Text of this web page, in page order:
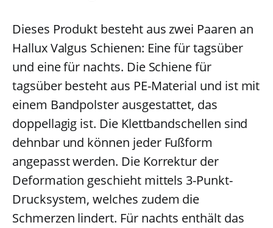
Dieses Produkt besteht aus zwei Paaren an
Hallux Valgus Schienen: Eine für tagsüber
und eine für nachts. Die Schiene für
tagsüber besteht aus PE-Material und ist mit
einem Bandpolster ausgestattet, das
doppellagig ist. Die Klettbandschellen sind
dehnbar und können jeder Fußform
angepasst werden. Die Korrektur der
Deformation geschieht mittels 3-Punkt-
Drucksystem, welches zudem die
Schmerzen lindert. Für nachts enthält das